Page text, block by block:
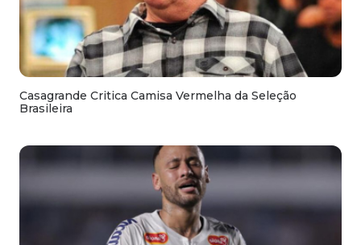
Casagrande Critica Camisa Vermelha da Seleção
Brasileira